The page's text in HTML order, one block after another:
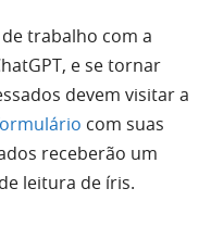
trabalho com a
e se tornar
devem visitar a
com suas
receberão um
leitura de íris.